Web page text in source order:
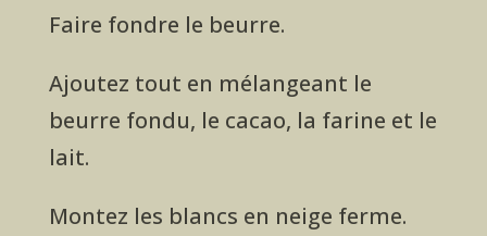
Faire fondre le beurre.
Ajoutez tout en mélangeant le
beurre fondu, le cacao, la farine et le
lait.
Montez les blancs en neige ferme.